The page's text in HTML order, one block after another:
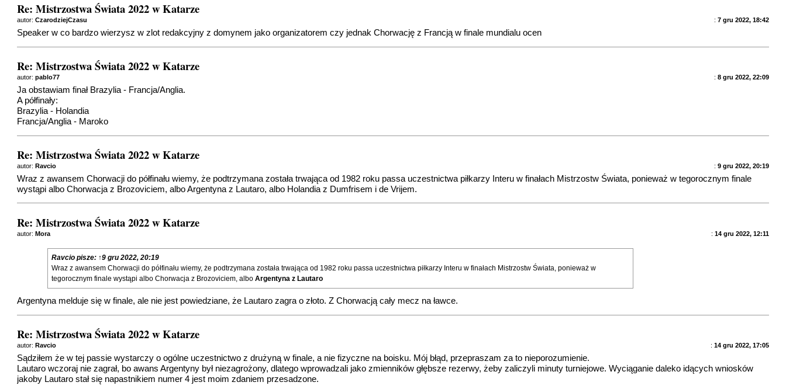
Re: Mistrzostwa Świata 2022 w Katarze
: 7 gru 2022, 18:42
autor:CzarodziejCzasu
Speaker w co bardzo wierzysz w zlot redakcyjny z domynem jako organizatorem czy jednak Chorwację z Francją w finale mundialu ocen
Re: Mistrzostwa Świata 2022 w Katarze
: 8 gru 2022, 22:09
autor:pablo77
Ja obstawiam finał Brazylia - Francja/Anglia.
A półfinały:
Brazylia - Holandia
Francja/Anglia - Maroko
Re: Mistrzostwa Świata 2022 w Katarze
: 9 gru 2022, 20:19
autor:Ravcio
Wraz z awansem Chorwacji do półfinału wiemy, że podtrzymana została trwająca od 1982 roku passa uczestnictwa piłkarzy Interu w finałach Mistrzostw Świata, ponieważ w tegorocznym finale
wystąpi albo Chorwacja z Brozoviciem, albo Argentyna z Lautaro, albo Holandia z Dumfrisem i de Vrijem.
Re: Mistrzostwa Świata 2022 w Katarze
: 14 gru 2022, 12:11
autor:Mora
Ravciopisze: ↑9 gru 2022, 20:19
Wraz z awansem Chorwacji do półfinału wiemy, że podtrzymana została trwająca od 1982 roku passa uczestnictwa piłkarzy Interu w finałach Mistrzostw Świata, ponieważ w
tegorocznym finale wystąpi albo Chorwacja z Brozoviciem, albo Argentyna z Lautaro
Argentyna melduje się w finale, ale nie jest powiedziane, że Lautaro zagra o złoto. Z Chorwacją cały mecz na ławce.
Re: Mistrzostwa Świata 2022 w Katarze
: 14 gru 2022, 17:05
autor: Ravcio
Sądziłem że w tej passie wystarczy o ogólne uczestnictwo z drużyną w finale, a nie fizyczne na boisku. Mój błąd, przepraszam za to nieporozumienie.
Lautaro wczoraj nie zagrał, bo awans Argentyny był niezagrożony, dlatego wprowadzali jako zmienników głębsze rezerwy, żeby zaliczyli minuty turniejowe. Wyciąganie daleko idących wniosków
jakoby Lautaro stał się napastnikiem numer 4 jest moim zdaniem przesadzone.